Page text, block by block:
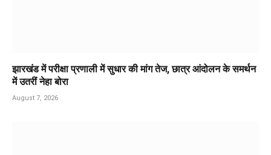
झारखंड में परीक्षा प्रणाली में सुधार की मांग तेज, छात्र आंदोलन के समर्थन
में उतरीं नेहा बोरा
August 7, 2026